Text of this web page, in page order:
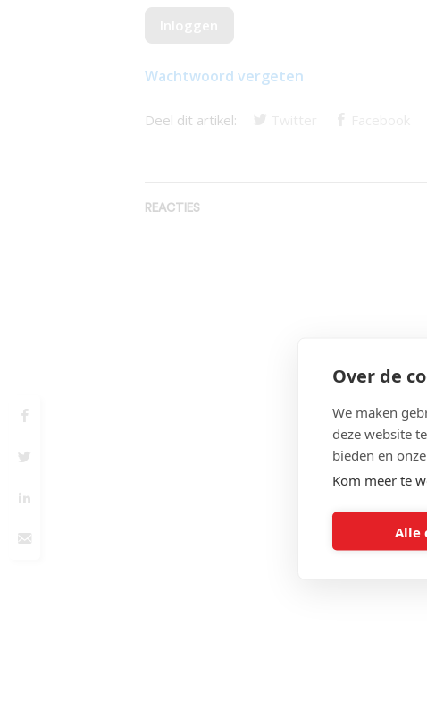
Over de
We maken
deze website
bieden en
Kom meer te
Alle
Wachtwoord vergeten
Deel dit artikel:
REACTIES